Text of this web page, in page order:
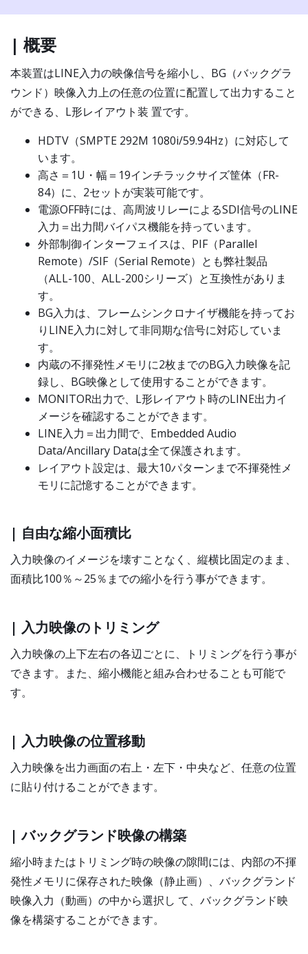
| 概要
本装置はLINE入力の映像信号を縮小し、BG（バックグラ
ウンド）映像入力上の任意の位置に配置して出力すること
ができる、L形レイアウト装 置です。
HDTV（SMPTE 292M 1080i/59.94Hz）に対応して
います。
高さ＝1U・幅＝19インチラックサイズ筐体（FR-
84）に、2セットが実装可能です。
電源OFF時には、高周波リレーによるSDI信号のLINE
入力＝出力間バイパス機能を持っています。
外部制御インターフェイスは、PIF（Parallel
Remote）/SIF（Serial Remote）とも弊社製品
（ALL-100、ALL-200シリーズ）と互換性がありま
す。
BG入力は、フレームシンクロナイザ機能を持ってお
りLINE入力に対して非同期な信号に対応していま
す。
内蔵の不揮発性メモリに2枚までのBG入力映像を記
録し、BG映像として使用することができます。
MONITOR出力で、L形レイアウト時のLINE出力イ
メージを確認することができます。
LINE入力＝出力間で、Embedded Audio
Data/Ancillary Dataは全て保護されます。
レイアウト設定は、最大10パターンまで不揮発性メ
モリに記憶することができます。
| 自由な縮小面積比
入力映像のイメージを壊すことなく、縦横比固定のまま、
面積比100％～25％までの縮小を行う事ができます。
| 入力映像のトリミング
入力映像の上下左右の各辺ごとに、トリミングを行う事が
できます。また、縮小機能と組み合わせることも可能で
す。
| 入力映像の位置移動
入力映像を出力画面の右上・左下・中央など、任意の位置
に貼り付けることができます。
| バックグランド映像の構築
縮小時またはトリミング時の映像の隙間には、内部の不揮
発性メモリに保存された映像（静止画）、バックグランド
映像入力（動画）の中から選択し て、バックグランド映
像を構築することができます。